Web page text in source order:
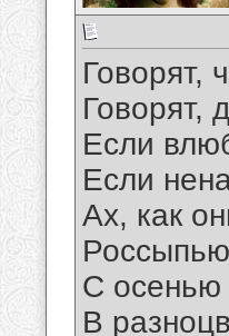
Говорят,
Говорят,
Если
Если
Ах, как
С осенью
В